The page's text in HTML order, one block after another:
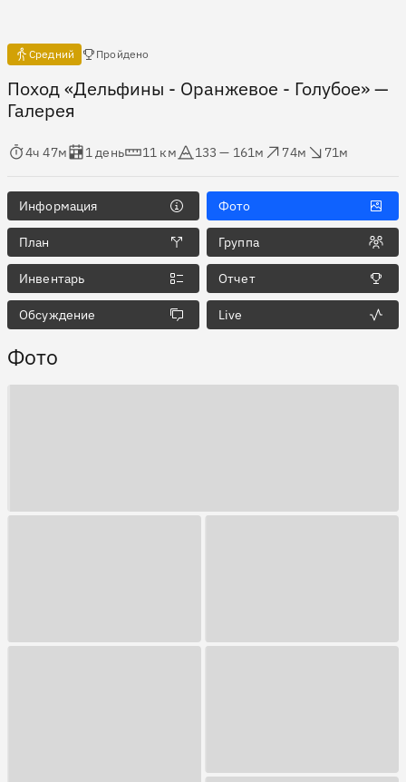
Средний Пройдено
Поход «Дельфины - Оранжевое - Голубое»—
Галерея
в пути
4ч 47м
Оценка в днях
1 день
11 км
133 — 161м
74м
71м
Информация Фото
План Группа
Инвентарь Отчет
Обсуждение Live
Фото